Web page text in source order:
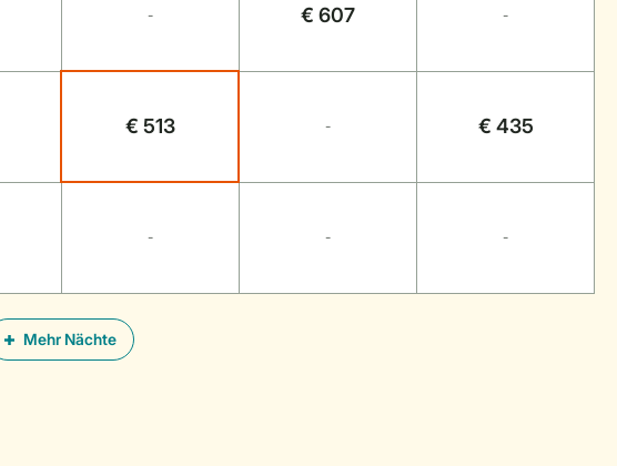
Mehr Nächte
- € 607 -
€ 513 - € 435
- - -